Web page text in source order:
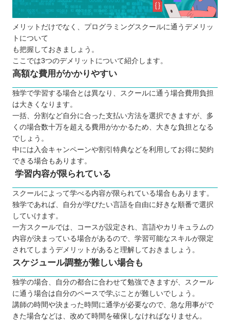
メリットだけでなく、プログラミングスクールに通うデメリッ
トについて
も把握しておきましょう。
ここでは3つのデメリットについて紹介します。
高額な費用がかかりやすい
独学で学習する場合とは異なり、スクールに通う場合費用負担
は大きくなります。
一括、分割など自分に合った支払い方法を選択できますが、多
くの場合数十万を超える費用がかかるため、大きな負担となる
でしょう。
中には入会キャンペーンや割引特典などを利用してお得に契約
できる場合もあります。
学習内容が限られている
スクールによって学べる内容が限られている場合もあります。
独学であれば、自分が学びたい言語を自由に好きな順番で選択
していけます。
一方スクールでは、コースが設定され、言語やカリキュラムの
内容が決まっている場合があるので、学習可能なスキルが限定
されてしまうデメリットがあると理解しておきましょう。
スケジュール調整が難しい場合も
独学の場合、自分の都合に合わせて勉強できますが、スクール
に通う場合は自分のペースで学ぶことが難しいでしょう。
講師の時間や決まった時間に通学が必要なので、急な用事がで
きた場合などは、改めて時間を確保しなければなりません。